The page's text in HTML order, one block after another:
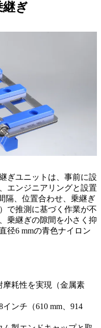
ぎ
ぎユニットは、事前に設
エンジニアリングと設置
隔、位置合わせ、乗継ぎ
で推測に基づく作業が不
乗継ぎの隙間を小さく抑
径6 mmの青色ナイロン
耗性を実現（金属素
ンチ（610 mm、914